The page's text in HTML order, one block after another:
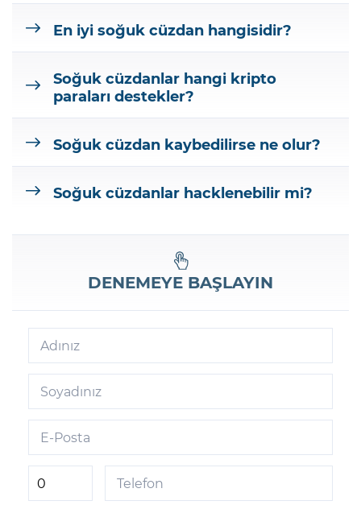
En iyi soğuk cüzdan hangisidir?
Soğuk cüzdanlar hangi kripto
paraları destekler?
Soğuk cüzdan kaybedilirse ne olur?
Soğuk cüzdanlar hacklenebilir mi?
DENEMEYE BAŞLAYIN
Adınız
Soyadınız
E-Posta
Telefon